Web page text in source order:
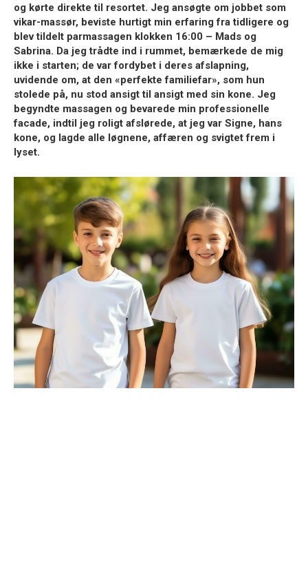
og kørte direkte til resortet. Jeg ansøgte om jobbet som
vikar-massør, beviste hurtigt min erfaring fra tidligere og
blev tildelt parmassagen klokken 16:00 – Mads og
Sabrina. Da jeg trådte ind i rummet, bemærkede de mig
ikke i starten; de var fordybet i deres afslapning,
uvidende om, at den «perfekte familiefar», som hun
stolede på, nu stod ansigt til ansigt med sin kone. Jeg
begyndte massagen og bevarede min professionelle
facade, indtil jeg roligt afslørede, at jeg var Signe, hans
kone, og lagde alle løgnene, affæren og svigtet frem i
lyset.